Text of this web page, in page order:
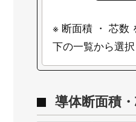
※ 断面積 ・ 芯数
下の一覧から選択
導体断面積